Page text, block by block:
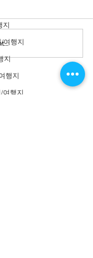
지
여행지
지
행지
여행지